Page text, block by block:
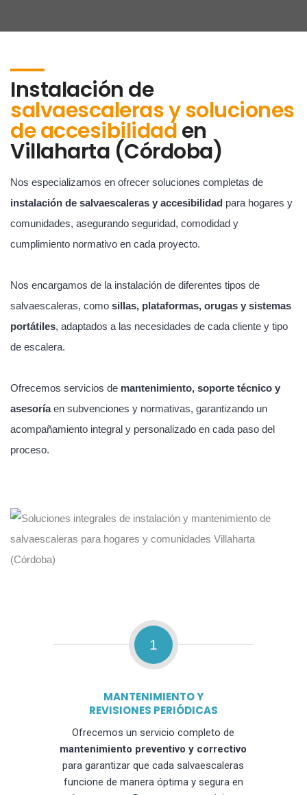
Instalación de
salvaescaleras y soluciones
de accesibilidaden
Villaharta (Córdoba)
Nos especializamos en ofrecer soluciones completas de
instalación de salvaescaleras y accesibilidad para hogares y
comunidades, asegurando seguridad, comodidad y
cumplimiento normativo en cada proyecto.
Nos encargamos de la instalación de diferentes tipos de
salvaescaleras, como sillas, plataformas, orugas y sistemas
portátiles, adaptados a las necesidades de cada cliente y tipo
de escalera.
Ofrecemos servicios de mantenimiento, soporte técnico y
asesoríaen subvenciones y normativas, garantizando un
acompañamiento integral y personalizado en cada paso del
proceso.
1
MANTENIMIENTO Y
REVISIONES PERIÓDICAS
Ofrecemos un servicio completo de
mantenimiento preventivo y correctivo
para garantizar que cada salvaescaleras
funcione de manera óptima y segura en